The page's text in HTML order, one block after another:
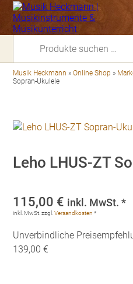
Musik Heckmann »Online Shop »
Sopran-Ukulele
Leho LHUS-ZT
115,00 € inkl. MwSt. *
inkl. MwSt. zzgl.Versandkosten *
Unverbindliche
139,00 €